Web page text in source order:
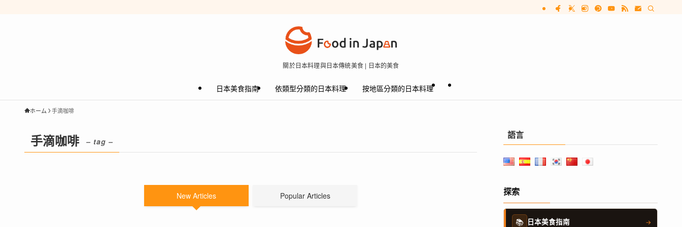
關於日本料理與日本傳統美食 | 日本的美食
日本美食指南 依類型分類的日本料理 按地區分類的日本料理
ホーム 手滴咖啡
手滴咖啡 – tag –
New Articles Popular Articles
語言
探索
📚 日本美食指南 →